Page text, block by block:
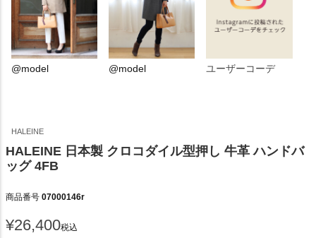
@model @model ユーザーコーデ
HALEINE
HALEINE 日本製 クロコダイル型押し 牛革 ハンドバ
ッグ 4FB
商品番号 07000146r
¥26,400税込